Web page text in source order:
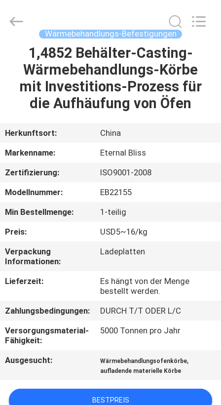
HAUS
PRODUKTE
ÜBER
FABRIK-
AUSFLUG
QUALITÄTSKONTROLLE
TRETEN
MIT
UNS
IN
VERBINDUNG
NACHRICHTEN
Forging
Co.,LTD..
Wärmebehandlungs-Befestigungen
1,4852 Behälter-Casting-
Wärmebehandlungs-Körbe
mit Investitions-Prozess für
die Aufhäufung von Öfen
Herkunftsort:
China
Markenname:
Eternal Bliss
Zertifizierung:
ISO9001-2008
Modellnummer:
EB22155
Min Bestellmenge:
1-teilig
Preis:
USD5~16/kg
Verpackung
Informationen:
Ladeplatten
Lieferzeit:
Es hängt von der Menge
bestellt werden.
Zahlungsbedingungen:
DURCH T/T ODER L/C
Versorgungsmaterial-
Fähigkeit:
5000 Tonnen pro Jahr
Ausgesucht: Wärmebehandlungsofenkörbe,
aufladende materielle Körbe
BESTPREIS